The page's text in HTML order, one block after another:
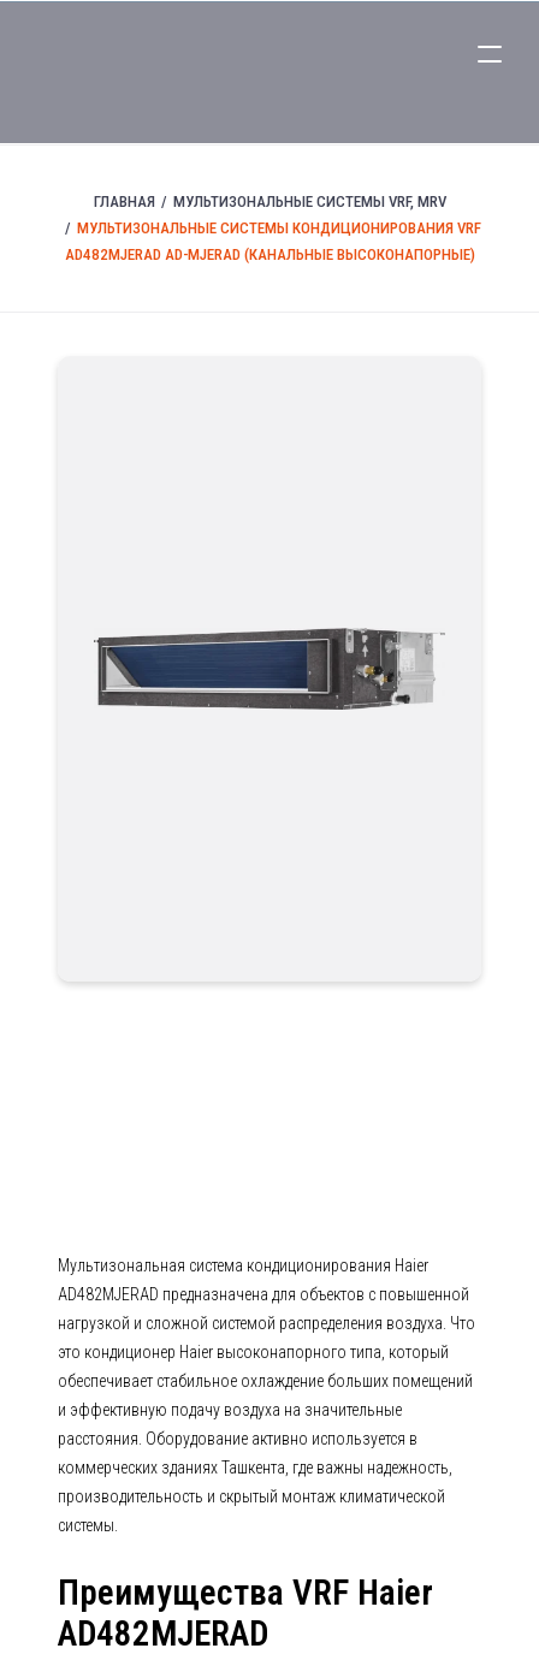
ГЛАВНАЯ
МУЛЬТИЗОНАЛЬНЫЕ СИСТЕМЫ VRF, MRV
МУЛЬТИЗОНАЛЬНЫЕ СИСТЕМЫ КОНДИЦИОНИРОВАНИЯ VRF
AD482MJERAD AD-MJERAD (КАНАЛЬНЫЕ ВЫСОКОНАПОРНЫЕ)
Мультизональная система кондиционирования Haier
AD482MJERAD предназначена для объектов с повышенной
нагрузкой и сложной системой распределения воздуха. Что
это кондиционер Haier высоконапорного типа, который
обеспечивает стабильное охлаждение больших помещений
и эффективную подачу воздуха на значительные
расстояния. Оборудование активно используется в
коммерческих зданиях Ташкента, где важны надежность,
производительность и скрытый монтаж климатической
системы.
Преимущества VRF Haier
AD482MJERAD